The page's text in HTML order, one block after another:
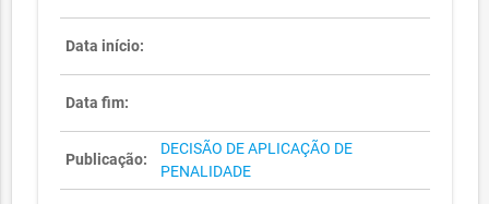
Data início:
Data fim:
Publicação:
DECISÃO DE APLICAÇÃO DE
PENALIDADE